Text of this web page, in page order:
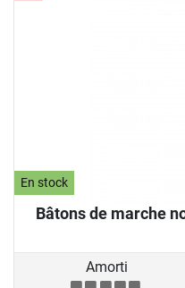
En stock
Bâtons de marche
Amorti